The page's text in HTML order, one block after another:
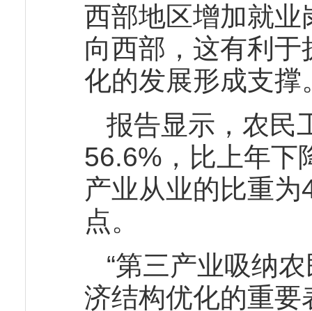
西部地区增加就
向西部，这有利
化的发展形成支撑
报告显示，农民
56.6%，比上年下
产业从业的比重
点。
“第三产业吸纳
济结构优化的重要